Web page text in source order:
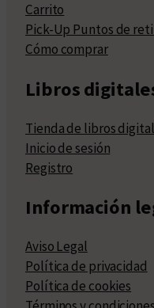
Carrito
Pick-Up Puntos de
Cómo comprar
Libros
Tienda de libros
Inicio de sesión
Registro
Información
Aviso Legal
Política de privacidad
Política de cookies